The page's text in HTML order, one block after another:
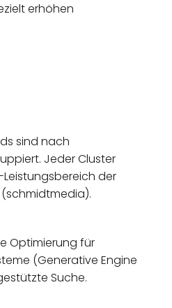
erhöhen
sind nach
Jeder Cluster
der
Optimierung für
(Generative Engine
Suche.